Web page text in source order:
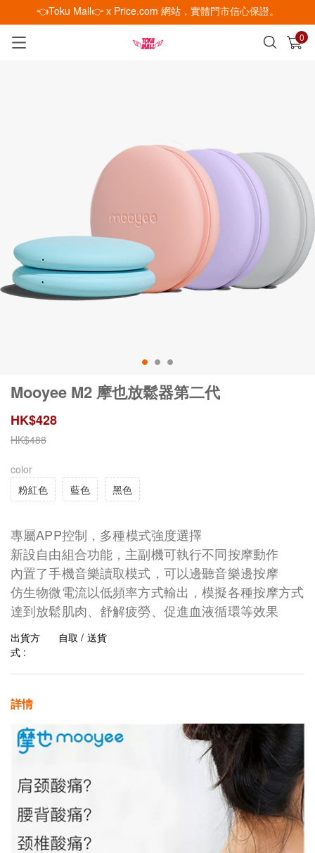
👈Toku Mall👉 x Price.com 網站，實體門市信心保證。
0
已加入購物車 查看
Mooyee M2 摩也放鬆器第二代
HK$428
HK$488
color
粉紅色
藍色 黑色
專屬APP控制，多種模式強度選擇
新設自由組合功能，主副機可執行不同按摩動作
內置了手機音樂讀取模式，可以邊聽音樂邊按摩
仿生物微電流以低頻率方式輸出，模擬各種按摩方式
達到放鬆肌肉、舒解疲勞、促進血液循環等效果
出貨方
式 :
自取 / 送貨
詳情